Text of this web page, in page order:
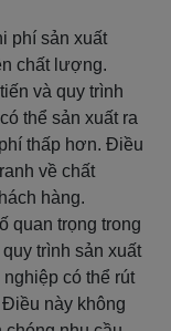
phí sản xuất
chất lượng.
và quy trình
thể sản xuất ra
thấp hơn. Điều
về chất
hàng.
quan trọng trong
trình sản xuất
có thể rút
này không